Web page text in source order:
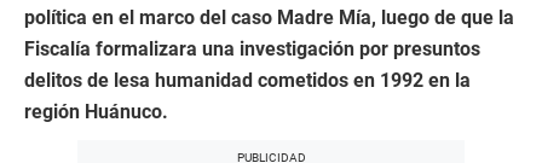
política en el marco del caso Madre Mía, luego de que la
Fiscalía formalizara una investigación por presuntos
delitos de lesa humanidad cometidos en 1992 en la
región Huánuco.